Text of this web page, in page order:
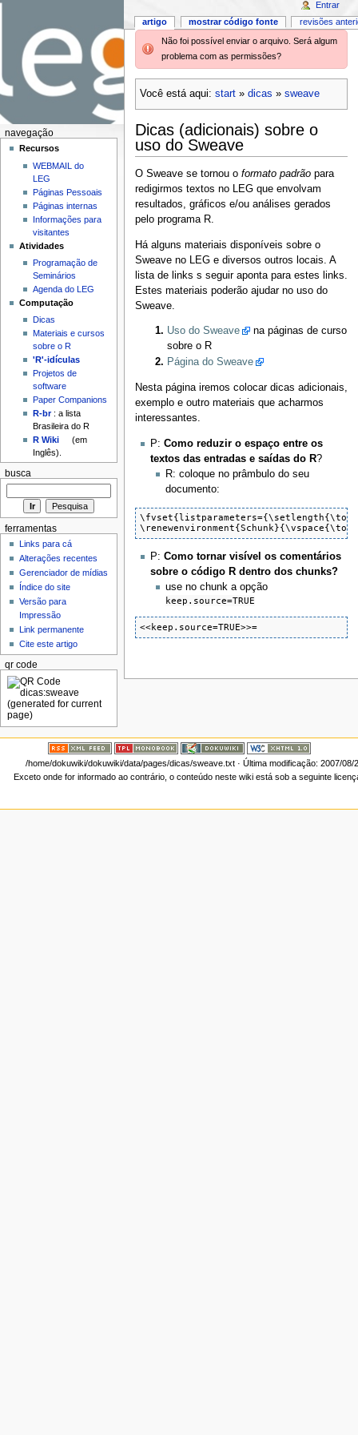
Não foi possível enviar o arquivo. Será algum
problema com as permissões?
Você está aqui: start» dicas » sweave
Dicas (adicionais) sobre o
uso do Sweave
O Sweave se tornou o formato padrãopara
redigirmos textos no LEG que envolvam
resultados, gráficos e/ou análises gerados
pelo programa R.
Há alguns materiais disponíveis sobre o
Sweave no LEG e diversos outros locais. A
lista de links s seguir aponta para estes links.
Estes materiais poderão ajudar no uso do
Sweave.
Uso do Sweave
na páginas de curso
sobre o R
Página do Sweave
Nesta página iremos colocar dicas adicionais,
exemplo e outro materiais que acharmos
interessantes.
P: Como reduzir o espaço entre os
textos das entradas e saídas do R?
R: coloque no prâmbulo do seu
documento:
P: Como tornar visível os comentários
sobre o código R dentro dos chunks?
use no chunk a opção
keep.source=TRUE
<<keep.source=TRUE>>=
artigo mostrar código fonte revisões
Entrar
navegação
Recursos
WEBMAIL do
LEG
Páginas Pessoais
Páginas internas
Informações para
visitantes
Atividades
Programação de
Seminários
Agenda do LEG
Computação
Dicas
Materiais e cursos
sobre o R
'R'-idículas
Projetos de
software
Paper Companions
R-br: a lista
Brasileira do R
R Wiki
(em
Inglês).
busca
ferramentas
Links para cá
Alterações recentes
Gerenciador de mídias
Índice do site
Versão para
Impressão
Link permanente
Cite este artigo
qr code
/home/dokuwiki/dokuwiki/data/pages/dicas/sweave.txt· Última modificação: 2007/
Exceto onde for informado ao contrário, o conteúdo neste wiki está sob a seguinte